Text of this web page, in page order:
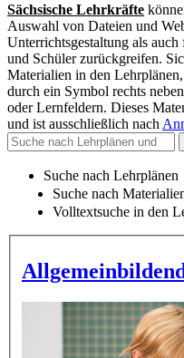
Sächsische Lehrkräfte
Auswahl von Dateien und
Unterrichtsgestaltung als
und Schüler zurückgreifen.
Materialien in den
durch ein Symbol rechts
oder Lernfeldern. Dieses
und ist ausschließlich nach
Suche nach Lehrplänen
Suche nach
Volltextsuche in den